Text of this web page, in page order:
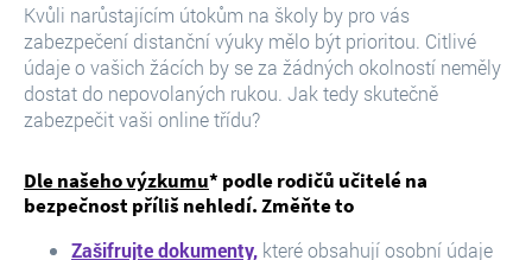
Kvůli narůstajícím útokům na školy by pro vás
zabezpečení distanční výuky mělo být prioritou. Citlivé
údaje o vašich žácích by se za žádných okolností neměly
dostat do nepovolaných rukou. Jak tedy skutečně
zabezpečit vaši online třídu?
Dle našeho výzkumu* podle rodičů učitelé na
bezpečnost příliš nehledí. Změňte to
Zašifrujte dokumenty, které obsahují osobní údaje